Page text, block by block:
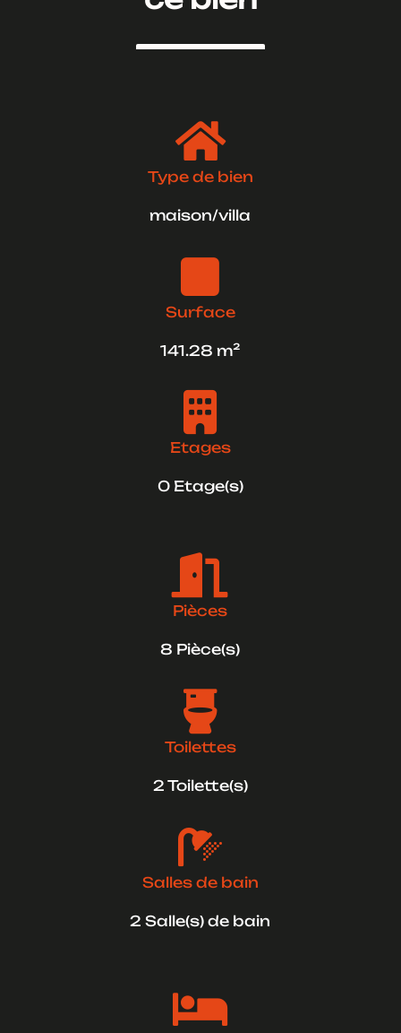

Type de bien
maison/villa

Surface
141.28 m²

Etages
0 Etage(s)

Pièces
8 Pièce(s)

Toilettes
2 Toilette(s)

Salles de bain
2 Salle(s) de bain
